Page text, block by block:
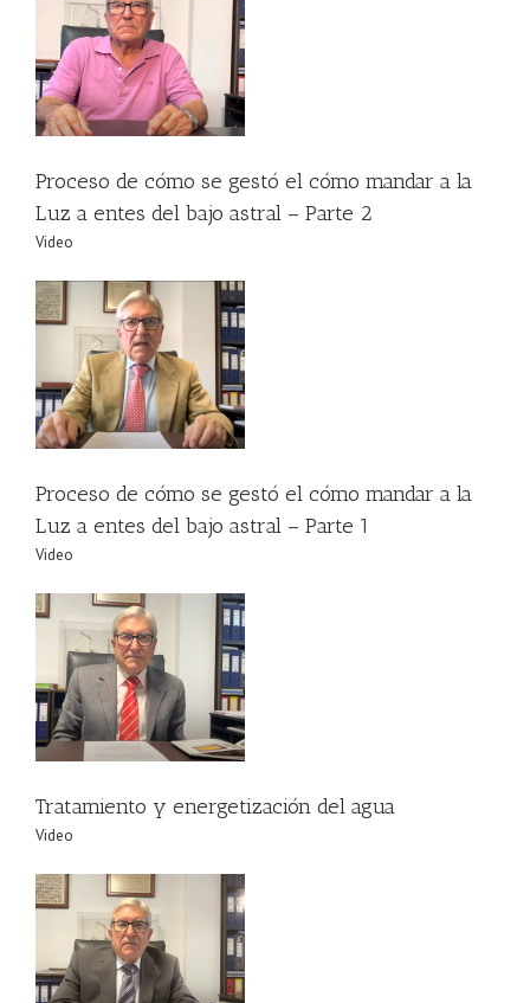
Proceso de cómo se gestó el cómo mandar a la
Luz a entes del bajo astral – Parte 2
Video
Proceso de cómo se gestó el cómo mandar a la
Luz a entes del bajo astral – Parte 1
Video
Tratamiento y energetización del agua
Video